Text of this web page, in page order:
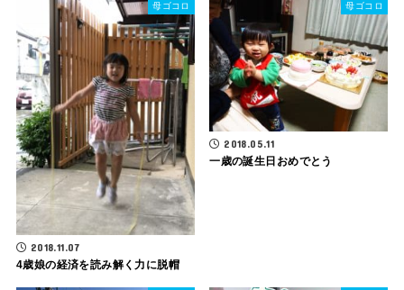
母ゴコロ
2018.11.07
4歳娘の経済を読み解く力に脱帽
母ゴコロ
2018.05.11
一歳の誕生日おめでとう